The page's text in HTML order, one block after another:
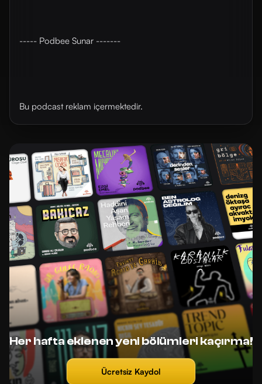
----- Podbee Sunar -------
Bu podcast reklam içermektedir.
Her hafta eklenen yeni bölümleri kaçırma!
Ücretsiz Kaydol